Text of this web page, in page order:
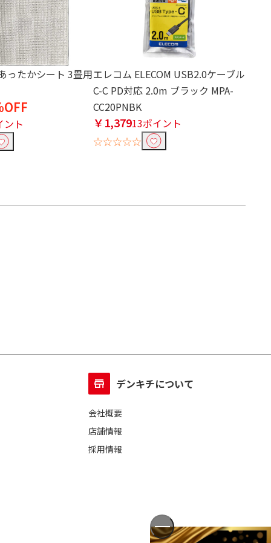
ったかシート 3畳用
ント
エレコム ELECOM USB2.0ケーブル
C-C PD対応 2.0m ブラック MPA-
CC20PNBK
￥1,37913ポイント
☆☆☆☆☆
デンキチについて
会社概要
店舗情報
採用情報